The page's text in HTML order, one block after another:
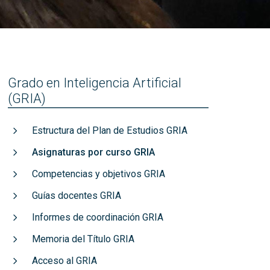
títulos
Reconocimientos de calidad
Grado en Inteligencia Artificial
(GRIA)
Estructura del Plan de Estudios GRIA
Asignaturas por curso GRIA
Competencias y objetivos GRIA
Guías docentes GRIA
Informes de coordinación GRIA
Memoria del Título GRIA
Acceso al GRIA